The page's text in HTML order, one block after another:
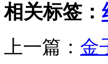
相关标签：
上一篇： 金